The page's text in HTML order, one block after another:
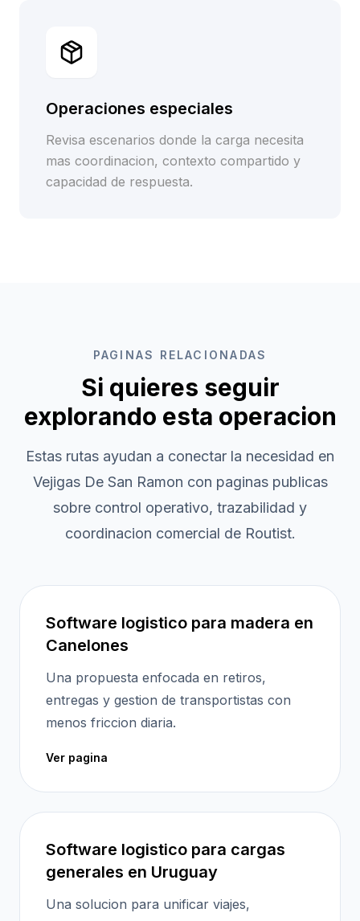
Operaciones especiales
Revisa escenarios donde la carga necesita
mas coordinacion, contexto compartido y
capacidad de respuesta.
PAGINAS RELACIONADAS
Si quieres seguir
explorando esta operacion
Estas rutas ayudan a conectar la necesidad en
Vejigas De San Ramon con paginas publicas
sobre control operativo, trazabilidad y
coordinacion comercial de Routist.
Software logistico para madera en
Canelones
Una propuesta enfocada en retiros,
entregas y gestion de transportistas con
menos friccion diaria.
Ver pagina
Software logistico para cargas
generales en Uruguay
Una solucion para unificar viajes,